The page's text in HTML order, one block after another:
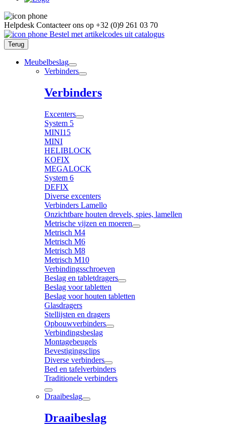
Helpdesk Contacteer ons op +32 (0)9 261 03 70
Bestel met artikelcodes uit catalogus
Terug
Meubelbeslag
Verbinders
Verbinders
Excenters
System 5
MINI15
MINI
HELIBLOCK
KOFIX
MEGALOCK
System 6
DEFIX
Diverse excenters
Verbinders Lamello
Onzichtbare houten drevels, spies, lamellen
Metrische vijzen en moeren
Metrisch M4
Metrisch M6
Metrisch M8
Metrisch M10
Verbindingsschroeven
Beslag en tabletdragers
Beslag voor tabletten
Beslag voor houten tabletten
Glasdragers
Stellijsten en dragers
Opbouwverbinders
Verbindingsbeslag
Montagebeugels
Bevestigingsclips
Diverse verbinders
Bed en tafelverbinders
Traditionele verbinders
Draaibeslag
Draaibeslag